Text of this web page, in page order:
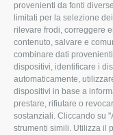
provenienti da fonti
limitati per la selezione
rilevare frodi, correggere
contenuto, salvare e
combinare dati
dispositivi, identificare i
automaticamente,
dispositivi in base a
prestare, rifiutare o
sostanziali. Cliccando su
strumenti simili. Utilizza il
Uffici della Sede
Le Sedi di Zona
Agricoltori S.r.l.
Whistleblowing
Confagricoltura
Agricoltori srl